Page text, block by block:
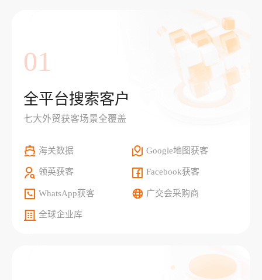
01
全平台搜索客户
七大外贸获客场景全覆盖
海关数据 Google地图获客
领英获客 Facebook获客
WhatsApp获客 广交会采购商
全球企业库